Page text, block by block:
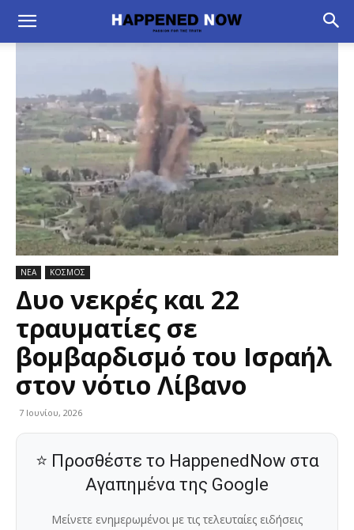
ΝΕΑ ΚΟΣΜΟΣ
Δυο νεκρές και 22
τραυματίες σε
βομβαρδισμό του Ισραήλ
στον νότιο Λίβανο
7 Ιουνίου, 2026
⭐ Προσθέστε το HappenedNow στα
Αγαπημένα της Google
Μείνετε ενημερωμένοι με τις τελευταίες ειδήσεις